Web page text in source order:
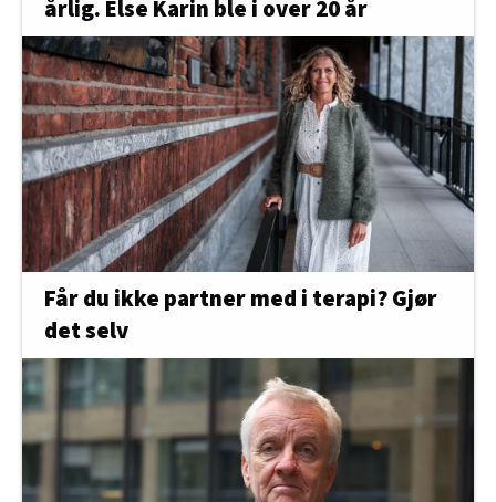
årlig. Else Karin ble i over 20 år
Får du ikke partner med i terapi? Gjør
det selv